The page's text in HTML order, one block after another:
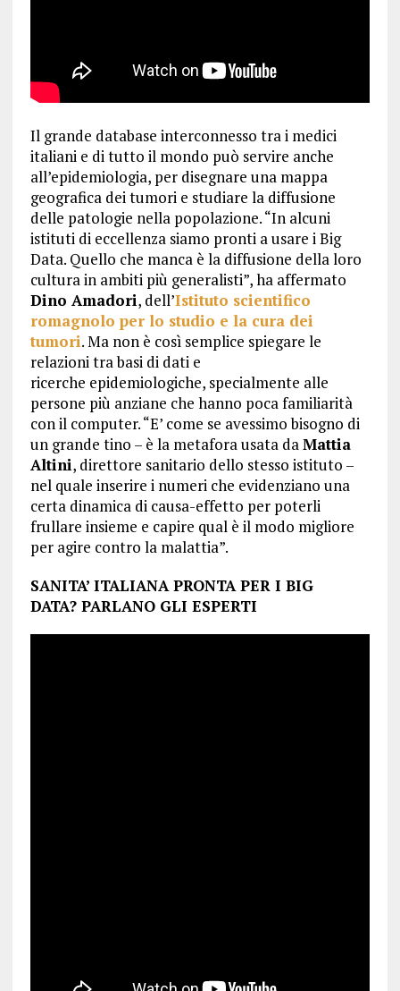
Il grande database interconnesso tra i medici
italiani e di tutto il mondo può servire anche
all’epidemiologia, per disegnare una mappa
geografica dei tumori e studiare la diffusione
delle patologie nella popolazione. “In alcuni
istituti di eccellenza siamo pronti a usare i Big
Data. Quello che manca è la diffusione della loro
cultura in ambiti più generalisti”, ha affermato
Dino Amadori, dell’Istituto scientifico
romagnolo per lo studio e la cura dei
tumori. Ma non è così semplice spiegare le
relazioni tra basi di dati e
ricerche epidemiologiche, specialmente alle
persone più anziane che hanno poca familiarità
con il computer. “E’ come se avessimo bisogno di
un grande tino – è la metafora usata daMattia
Altini, direttore sanitario dello stesso istituto –
nel quale inserire i numeri che evidenziano una
certa dinamica di causa-effetto per poterli
frullare insieme e capire qual è il modo migliore
per agire contro la malattia”.
SANITA’ ITALIANA PRONTA PER I BIG
DATA? PARLANO GLI ESPERTI